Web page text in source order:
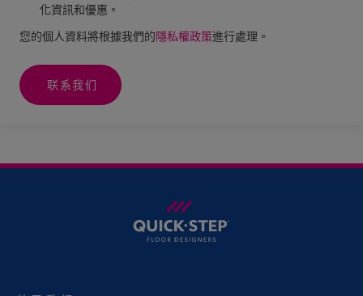
化資訊和優惠。
您的個人資料將根據我們的隱私權政策進行處理。
联系我们